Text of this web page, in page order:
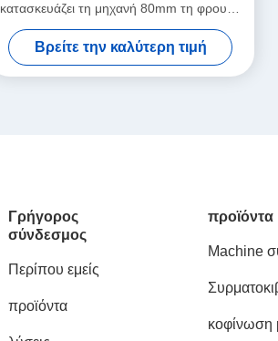
κατασκευάζει τη μηχανή 80mm τη φρουρά
εθνικών οδών μεγέθους πλέγματος
x100mm
Βρείτε την καλύτερη τιμή
Γρήγορος
σύνδεσμος
Περίπου εμείς
προϊόντα
προϊόντα
Machine
κοφίνωση